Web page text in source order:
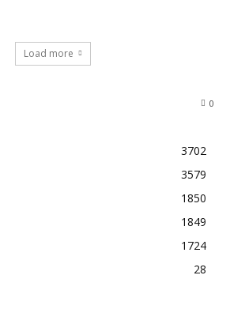
Load more
0
3702
3579
1850
1849
1724
28